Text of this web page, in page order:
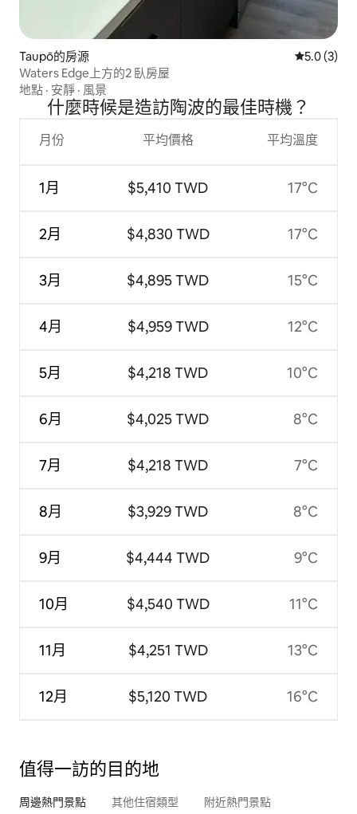
Taupō的房源 從 3 則評
5.0 (3)
Waters Edge上方的2 臥房屋
地點 · 安靜 · 風景
什麼時候是造訪陶波的最佳時機？
月份
1月
2月
3月
4月
5月
6月
7月
8月
9月
10月
11月
12月
平均價格
$5,410 TWD
$4,830 TWD
$4,895 TWD
$4,959 TWD
$4,218 TWD
$4,025 TWD
$4,218 TWD
$3,929 TWD
$4,444 TWD
$4,540 TWD
$4,251 TWD
$5,120 TWD
平均溫度
17°C
17°C
15°C
12°C
10°C
8°C
7°C
8°C
9°C
11°C
13°C
16°C
值得一訪的目的地
周邊熱門景點 其他住宿類型 附近熱門景點